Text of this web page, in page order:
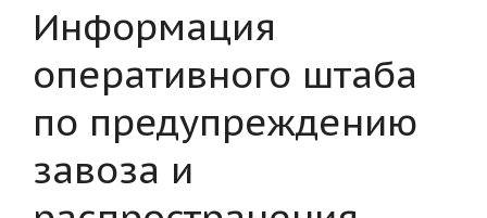
Информация
оперативного штаба
по предупреждению
завоза и